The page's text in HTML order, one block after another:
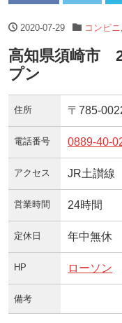
2020-07-29 コンビニ
高知県須崎市
プン
住所 〒785-
電話番号 0889-40-
アクセス JR土讃線
営業時間 24時間
定休日 年中無休
HP ローソン
備考